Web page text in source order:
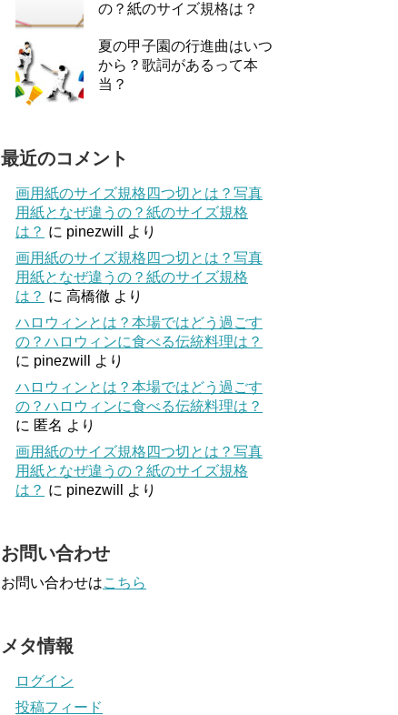
の？紙のサイズ規格は？
夏の甲子園の行進曲はいつ
から？歌詞があるって本
当？
最近のコメント
画用紙のサイズ規格四つ切とは？写真
用紙となぜ違うの？紙のサイズ規格
は？ に pinezwill
より
画用紙のサイズ規格四つ切とは？写真
用紙となぜ違うの？紙のサイズ規格
は？ に 高橋徹 より
ハロウィンとは？本場ではどう過ごす
の？ハロウィンに食べる伝統料理は？
に pinezwill
より
ハロウィンとは？本場ではどう過ごす
の？ハロウィンに食べる伝統料理は？
に 匿名 より
画用紙のサイズ規格四つ切とは？写真
用紙となぜ違うの？紙のサイズ規格
は？ に pinezwill より
お問い合わせ
お問い合わせはこちら
メタ情報
ログイン
投稿フィード